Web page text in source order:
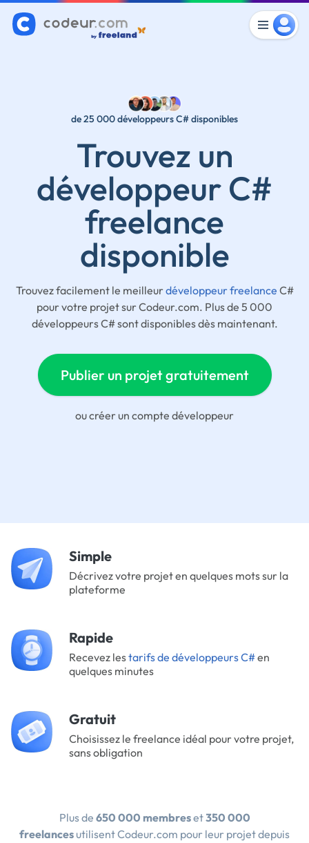
de 25 000 développeurs C# disponibles
Trouvez un
développeur C#
freelance
disponible
Trouvez facilement le meilleurdéveloppeur freelance C#
pour votre projet sur Codeur.com. Plus de 5 000
développeurs C# sont disponibles dès maintenant.
Publier un projet gratuitement
oucréer un compte développeur
Simple
Décrivez votre projet en quelques mots sur la
plateforme
Rapide
Recevez lestarifs de développeurs C#en
quelques minutes
Gratuit
Choisissez le freelance idéal pour votre projet,
sans obligation
Plus de 650 000 membreset350 000
freelances utilisent Codeur.com pour leur projet depuis